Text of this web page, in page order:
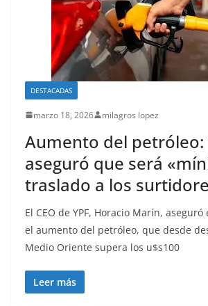
DESTACADAS
marzo 18, 2026 milagros lopez
Aumento del petróleo:
aseguró que será
traslado a los
El CEO de YPF, Horacio Marín,
el aumento del petróleo, que desde
Medio Oriente supera los u$s100
Leer más